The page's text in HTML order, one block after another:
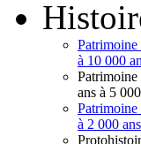
Hist
à 10 000
ans à 5
à 2 000